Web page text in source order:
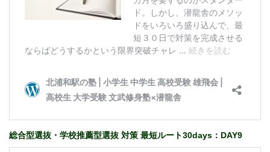
総合型選抜・学校推薦型選抜 対策 最短ルート30days：DAY9